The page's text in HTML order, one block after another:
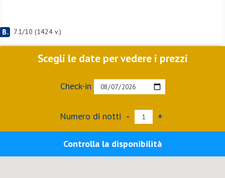
7.1/10 (1424 v.)
Scegli le date per vedere i prezzi
Check-in
Numero di notti - +
Controlla la disponibilità